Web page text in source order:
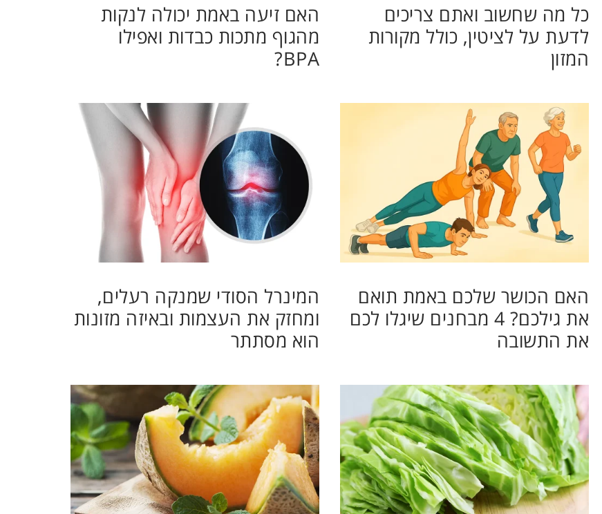
כל מה שחשוב ואתם צריכים
לדעת על לציטין, כולל מקורות
המזון
האם זיעה באמת יכולה לנקות
מהגוף מתכות כבדות ואפילו
BPA?
האם הכושר שלכם באמת תואם
את גילכם? 4 מבחנים שיגלו לכם
את התשובה
המינרל הסודי שמנקה רעלים,
ומחזק את העצמות ובאיזה מזונות
הוא מסתתר